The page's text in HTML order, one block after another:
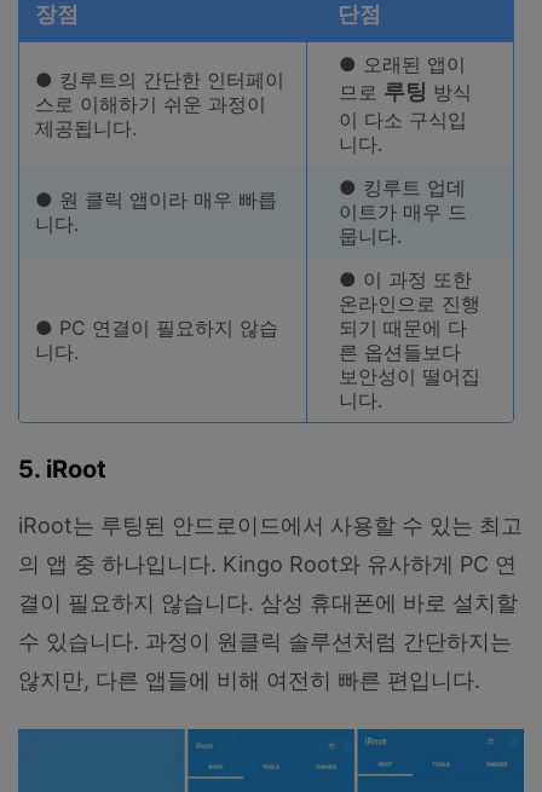
장점 단점
● 킹루트의 간단한 인터페이
스로 이해하기 쉬운 과정이
제공됩니다.
● 오래된 앱이
므로 루팅 방식
이 다소 구식입
니다.
● 원 클릭 앱이라 매우 빠릅
니다.
● 킹루트 업데
이트가 매우 드
뭅니다.
● PC 연결이 필요하지 않습
니다.
● 이 과정 또한
온라인으로 진행
되기 때문에 다
른 옵션들보다
보안성이 떨어집
니다.
5. iRoot
iRoot는 루팅된 안드로이드에서 사용할 수 있는 최고
의 앱 중 하나입니다. Kingo Root와 유사하게 PC 연
결이 필요하지 않습니다. 삼성 휴대폰에 바로 설치할
수 있습니다. 과정이 원클릭 솔루션처럼 간단하지는
않지만, 다른 앱들에 비해 여전히 빠른 편입니다.